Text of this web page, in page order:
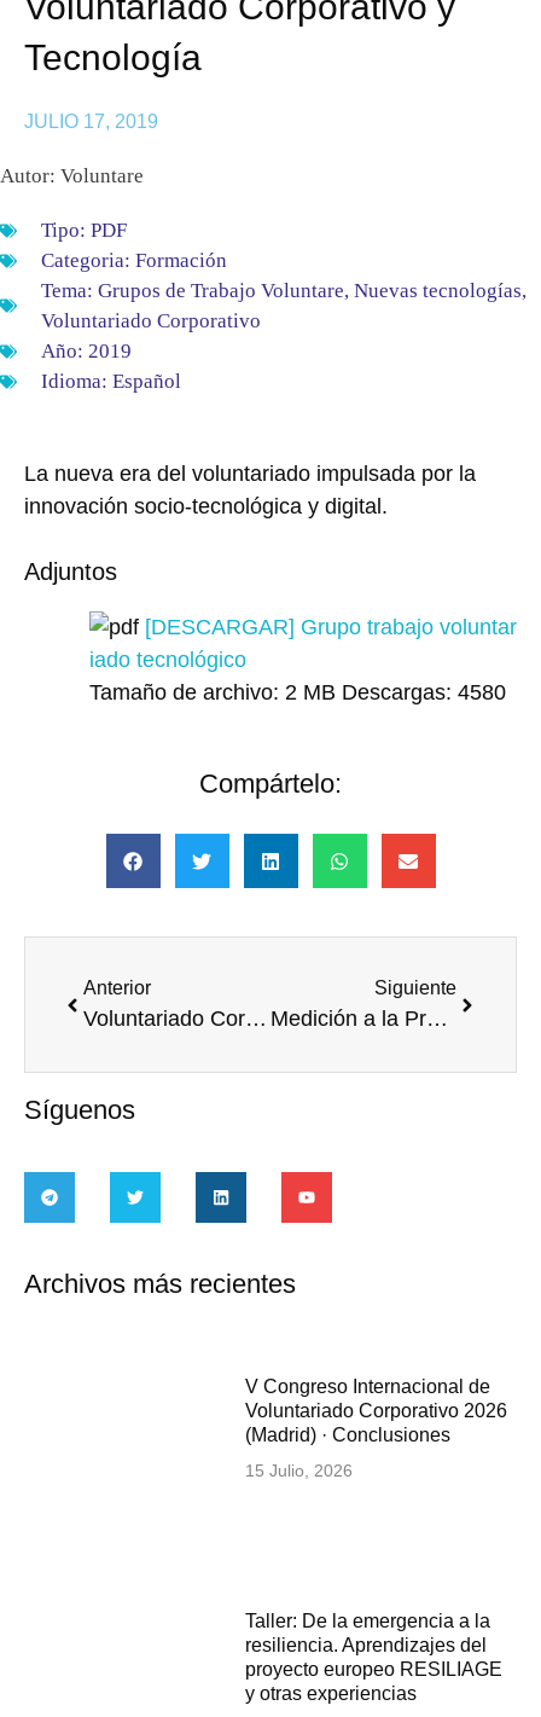
Tecnología
JULIO 17, 2019
Autor: Voluntare
Tipo: PDF
Categoria: Formación
Tema: Grupos de Trabajo Voluntare, Nuevas tecnologías,
Voluntariado Corporativo
Año: 2019
Idioma: Español
La nueva era del voluntariado impulsada por la
innovación socio-tecnológica y digital.
Adjuntos
[DESCARGAR] Grupo trabajo voluntar
iado tecnológico
Tamaño de archivo: 2 MB Descargas: 4580
Compártelo:
Anterior
Voluntariado Corporativo en el ámbito energético
Siguiente
Medición a la Práctica
Síguenos
Archivos más recientes
V Congreso Internacional de
Voluntariado Corporativo 2026
(Madrid) · Conclusiones
15 Julio, 2026
Taller: De la emergencia a la
resiliencia. Aprendizajes del
proyecto europeo RESILIAGE
y otras experiencias